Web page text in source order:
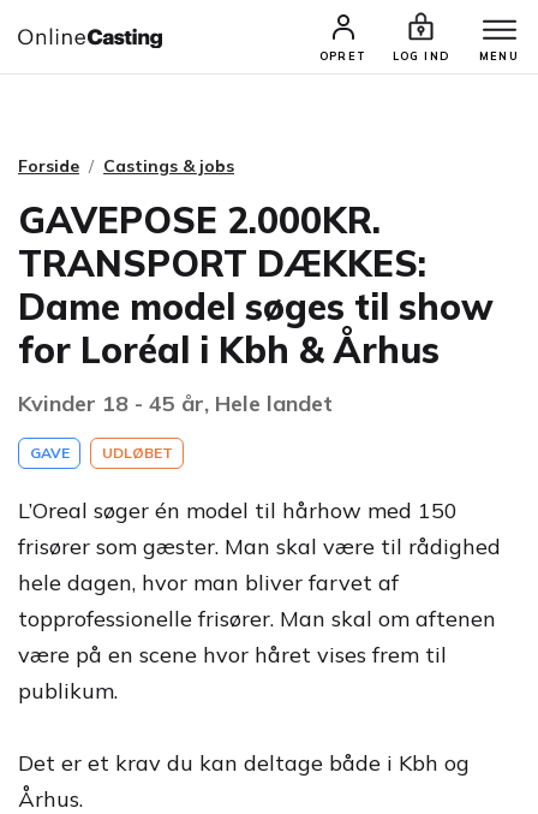
OPRET LOG IND MENU
CASTINGS & JOBS SØG PROFIL
Forside Castings & jobs
GAVEPOSE 2.000KR.
TRANSPORT DÆKKES:
Dame model søges til show
for Loréal i Kbh & Århus
Kvinder 18 - 45 år, Hele landet
GAVE UDLØBET
L’Oreal søger én model til hårhow med 150
frisører som gæster. Man skal være til rådighed
hele dagen, hvor man bliver farvet af
topprofessionelle frisører. Man skal om aftenen
være på en scene hvor håret vises frem til
publikum.
Det er et krav du kan deltage både i Kbh og
Århus.